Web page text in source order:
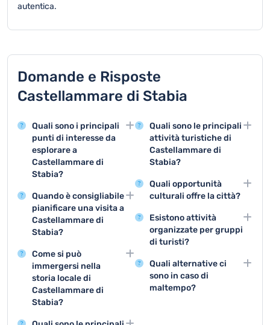
autentica.
Domande e Risposte
Castellammare di Stabia
Quali sono i principali
punti di interesse da
esplorare a
Castellammare di
Stabia?
Castellammare di Stabia
offre attrazioni come gli
scavi archeologici di
Stabiae, le ville romane
Angioino, che
rappresentano le
principali mete
turistiche della città.
Quando è consigliabile
pianificare una visita a
Castellammare di
Stabia?
La stagione migliore per
visitare Castellammare
di Stabia è tra maggio e
settembre, quando il
clima è piacevole e
appieno delle attrazioni
Come si può
immergersi nella
storia locale di
Castellammare di
Stabia?
Per rivivere la storia
Quali sono le principali
attività turistiche di
Castellammare di
Stabia?
Le principali attività
turistiche comprendono
archeologici,
l'escursione al Castello
Angioino e la scoperta
Stabiae.
Quali opportunità
culturali offre la città?
Castellammare di Stabia
propone visite ai musei
archeologici, mostre
che valorizzano il
patrimonio storico e
artistico locale.
Esistono attività
organizzate per gruppi
di turisti?
Sono disponibili tour
guidati degli scavi
archeologici, escursioni
sul Vesuvio e visite
Quali alternative ci
sono in caso di
maltempo?